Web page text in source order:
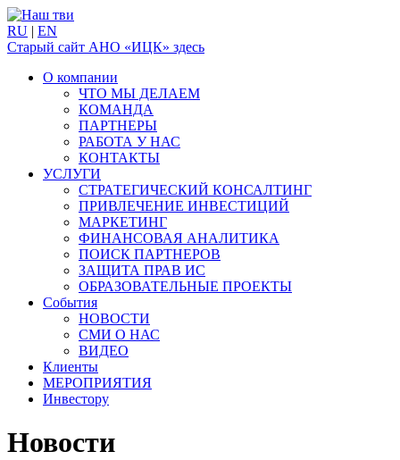
RU | EN
Старый сайт АНО «ИЦК» здесь
О компании
ЧТО МЫ ДЕЛАЕМ
КОМАНДА
ПАРТНЕРЫ
РАБОТА У НАС
КОНТАКТЫ
УСЛУГИ
СТРАТЕГИЧЕСКИЙ КОНСАЛТИНГ
ПРИВЛЕЧЕНИЕ ИНВЕСТИЦИЙ
МАРКЕТИНГ
ФИНАНСОВАЯ АНАЛИТИКА
ПОИСК ПАРТНЕРОВ
ЗАЩИТА ПРАВ ИС
ОБРАЗОВАТЕЛЬНЫЕ ПРОЕКТЫ
События
НОВОСТИ
СМИ О НАС
ВИДЕО
Клиенты
МЕРОПРИЯТИЯ
Инвестору
Новости